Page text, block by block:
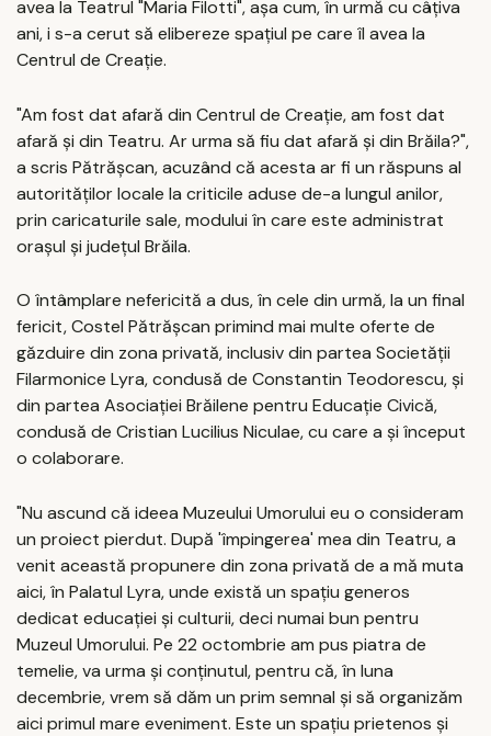
avea la Teatrul "Maria Filotti", aşa cum, în urmă cu câţiva
ani, i s-a cerut să elibereze spaţiul pe care îl avea la
Centrul de Creaţie.
"Am fost dat afară din Centrul de Creaţie, am fost dat
afară şi din Teatru. Ar urma să fiu dat afară şi din Brăila?",
a scris Pătrăşcan, acuzând că acesta ar fi un răspuns al
autorităţilor locale la criticile aduse de-a lungul anilor,
prin caricaturile sale, modului în care este administrat
oraşul şi judeţul Brăila.
O întâmplare nefericită a dus, în cele din urmă, la un final
fericit, Costel Pătrăşcan primind mai multe oferte de
găzduire din zona privată, inclusiv din partea Societăţii
Filarmonice Lyra, condusă de Constantin Teodorescu, şi
din partea Asociaţiei Brăilene pentru Educaţie Civică,
condusă de Cristian Lucilius Niculae, cu care a şi început
o colaborare.
"Nu ascund că ideea Muzeului Umorului eu o consideram
un proiect pierdut. După 'împingerea' mea din Teatru, a
venit această propunere din zona privată de a mă muta
aici, în Palatul Lyra, unde există un spaţiu generos
dedicat educaţiei şi culturii, deci numai bun pentru
Muzeul Umorului. Pe 22 octombrie am pus piatra de
temelie, va urma şi conţinutul, pentru că, în luna
decembrie, vrem să dăm un prim semnal şi să organizăm
aici primul mare eveniment. Este un spaţiu prietenos şi